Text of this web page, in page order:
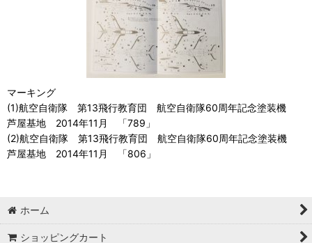
マーキング
(1)航空自衛隊 第13飛行教育団 航空自衛隊60周年記念塗装機
芦屋基地 2014年11月 「789」
(2)航空自衛隊 第13飛行教育団 航空自衛隊60周年記念塗装機
芦屋基地 2014年11月 「806」
ホーム
ショッピングカート